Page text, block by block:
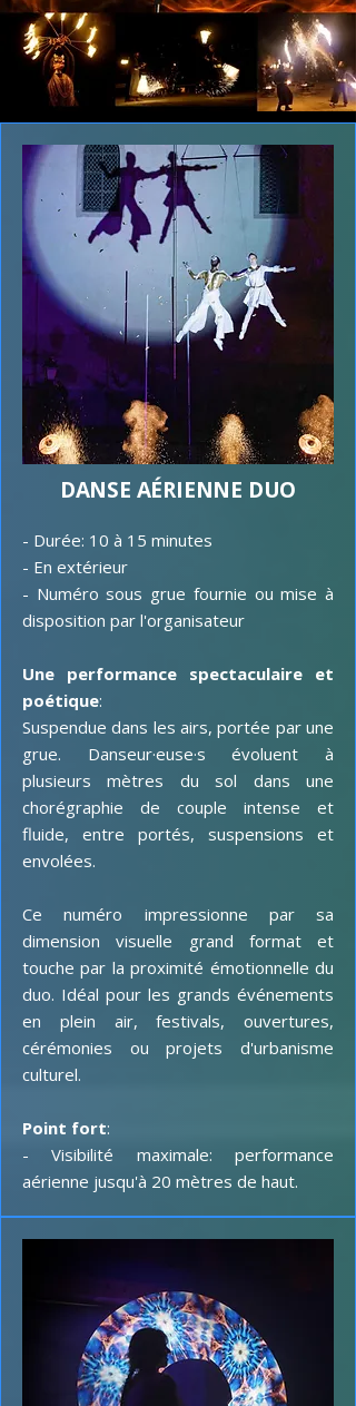
DANSE AÉRIENNE DUO
- Durée: 10 à 15 minutes
- En extérieur
- Numéro sous grue fournie ou mise à
disposition par l'organisateur
Une performance spectaculaire et
poétique:
Suspendue dans les airs, portée par une
grue. Danseur·euse·s évoluent à
plusieurs mètres du sol dans une
chorégraphie de couple intense et
fluide, entre portés, suspensions et
envolées.
Ce numéro impressionne par sa
dimension visuelle grand format et
touche par la proximité émotionnelle du
duo. Idéal pour les grands événements
en plein air, festivals, ouvertures,
cérémonies ou projets d'urbanisme
culturel.
Point fort:
- Visibilité maximale: performance
aérienne jusqu'à 20 mètres de haut.